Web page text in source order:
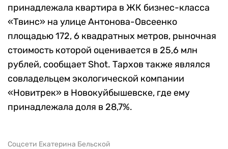
принадлежала квартира в ЖК бизнес-класса
«Твинс» на улице Антонова-Овсеенко
площадью 172, 6 квадратных метров, рыночная
стоимость которой оценивается в 25,6 млн
рублей, сообщает Shot. Тархов также являлся
совладельцем экологической компании
«Новитрек» в Новокуйбышевске, где ему
принадлежала доля в 28,7%.
Соцсети Екатерина Бельской